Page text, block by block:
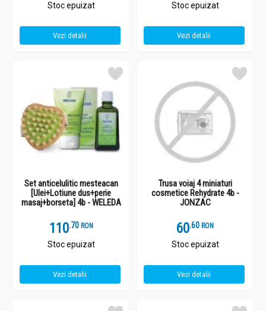
Stoc epuizat
Vezi detalii
Stoc epuizat
Vezi detalii
Set anticelulitic mesteacan
[Ulei+Lotiune dus+perie
masaj+borseta] 4b - WELEDA
110.7 RON
Stoc epuizat
Vezi detalii
Trusa voiaj 4 miniaturi
cosmetice Rehydrate 4b -
JONZAC
60.6 RON
Stoc epuizat
Vezi detalii